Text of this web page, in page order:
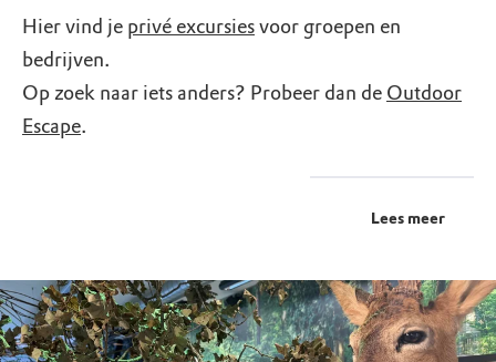
Hier vind je privé excursiesvoor groepen en
bedrijven.
Op zoek naar iets anders? Probeer dan de Outdoor
Escape.
Lees meer